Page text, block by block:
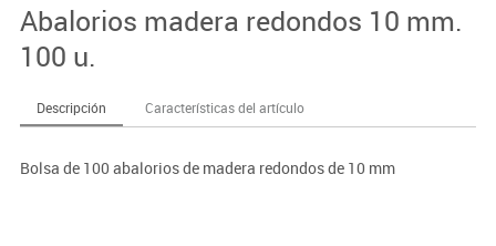
Abalorios madera redondos 10 mm.
100 u.
Descripción Características del artículo
Bolsa de 100 abalorios de madera redondos de 10 mm